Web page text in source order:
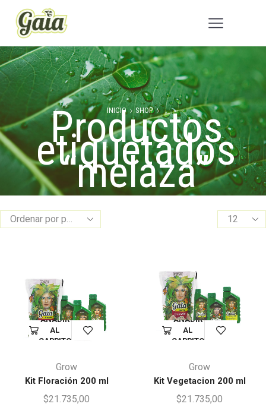
INICIO SHOP
Productos
etiquetados
“melaza”
Products
AÑADIR
AL
CARRITO
Grow
Kit Floración 200 ml
$21.735,00
AÑADIR
AL
CARRITO
Grow
Kit Vegetacion 200 ml
$21.735,00